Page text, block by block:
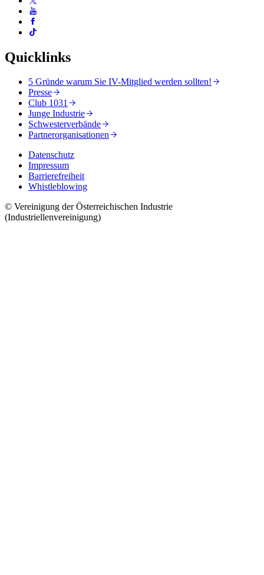
Quicklinks
5 Gründe warum Sie IV-Mitglied werden sollten!
Presse
Club 1031
Junge Industrie
Schwesterverbände
Partnerorganisationen
Datenschutz
Impressum
Barrierefreiheit
Whistleblowing
© Vereinigung der Österreichischen Industrie
(Industriellenvereinigung)